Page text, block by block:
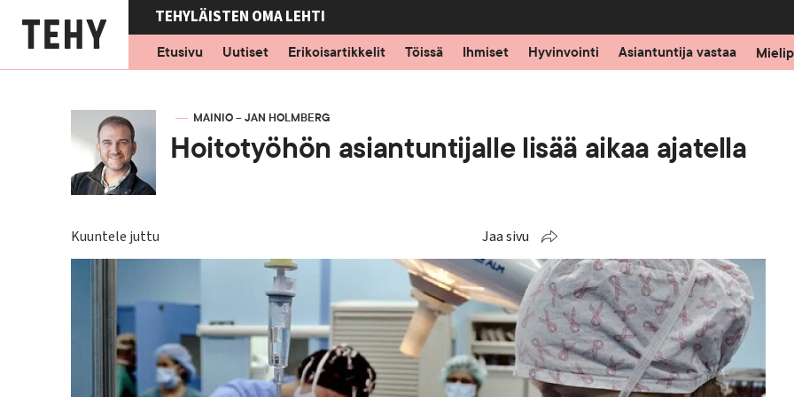
pääsisältöön
TEHYLÄISTEN OMA LEHTI
Etusivu
Uutiset Erikoisartikkelit Töissä Ihmiset Hyvinvointi Asiantuntija vastaa
KIRJOITTAJA
MAINIO – JAN HOLMBERG
Hoitotyöhön asiantuntijalle lisää aikaa ajatella
Kuuntele juttu Jaa sivu